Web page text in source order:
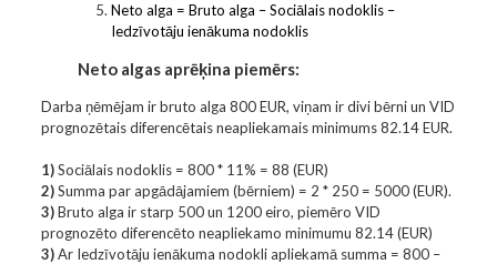
Neto alga = Bruto alga – Sociālais nodoklis –
Iedzīvotāju ienākuma nodoklis
Neto algas aprēķina piemērs:
Darba ņēmējam ir bruto alga 800 EUR, viņam ir divi bērni un VID
prognozētais diferencētais neapliekamais minimums82.14 EUR.
1)Sociālais nodoklis = 800 * 11% = 88 (EUR)
2)Summa par apgādājamiem (bērniem) = 2 * 250 = 5000 (EUR).
3)Bruto alga ir starp 500 un 1200 eiro, piemēro VID
prognozēto diferencēto neapliekamo minimumu 82.14 (EUR)
3)Ar Iedzīvotāju ienākuma nodokli apliekamā summa = 800 –